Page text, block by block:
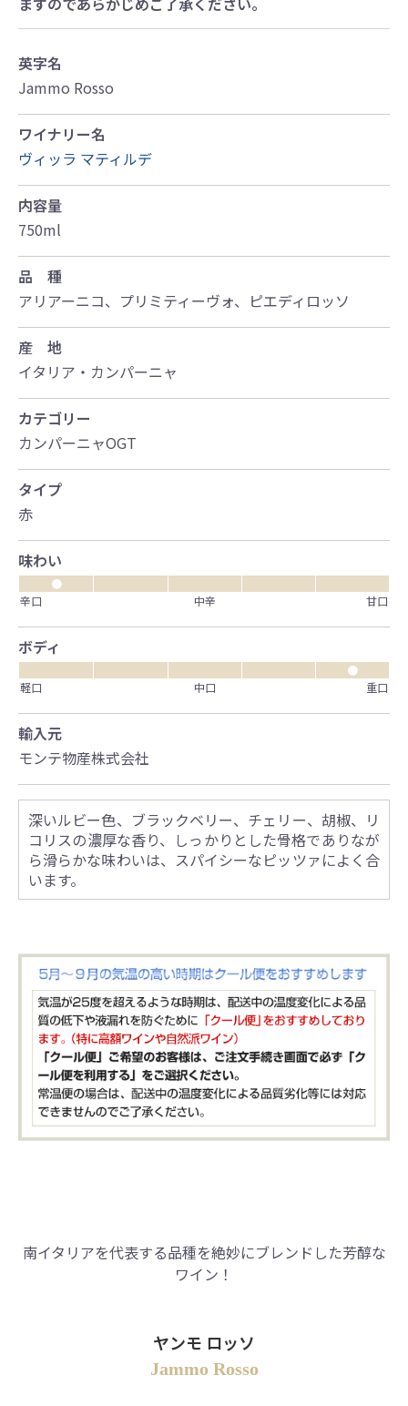
英字名
Jammo Rosso
ワイナリー名
ヴィッラ マティルデ
内容量
750ml
品 種
アリアーニコ、プリミティーヴォ、ピエディロッソ
産 地
イタリア・カンパーニャ
カテゴリー
カンパーニャOGT
タイプ
赤
味わい
●
辛口
中辛 甘口
ボディ
●
軽口
中口 重口
輸入元
モンテ物産株式会社
深いルビー色、ブラックベリー、チェリー、胡椒、リ
コリスの濃厚な香り、しっかりとした骨格でありなが
ら滑らかな味わいは、スパイシーなピッツァによく合
います。
南イタリアを代表する品種を絶妙にブレンドした芳醇な
ワイン！
ヤンモ ロッソ
Jammo Rosso